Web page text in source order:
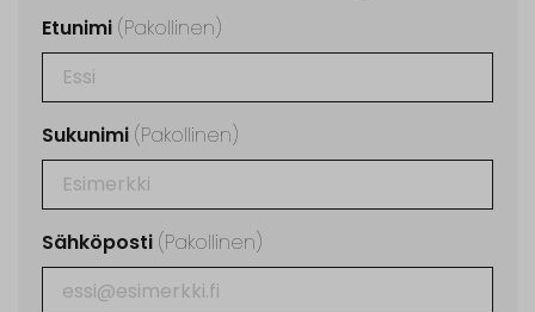
Etunimi (Pakollinen)
Sukunimi (Pakollinen)
Sähköposti (Pakollinen)